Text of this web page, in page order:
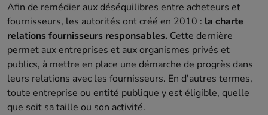
Afin de remédier aux déséquilibres entre acheteurs et
fournisseurs, les autorités ont créé en 2010 : la charte
relations fournisseurs responsables. Cette dernière
permet aux entreprises et aux organismes privés et
publics, à mettre en place une démarche de progrès dans
leurs relations avec les fournisseurs. En d'autres termes,
toute entreprise ou entité publique y est éligible, quelle
que soit sa taille ou son activité.